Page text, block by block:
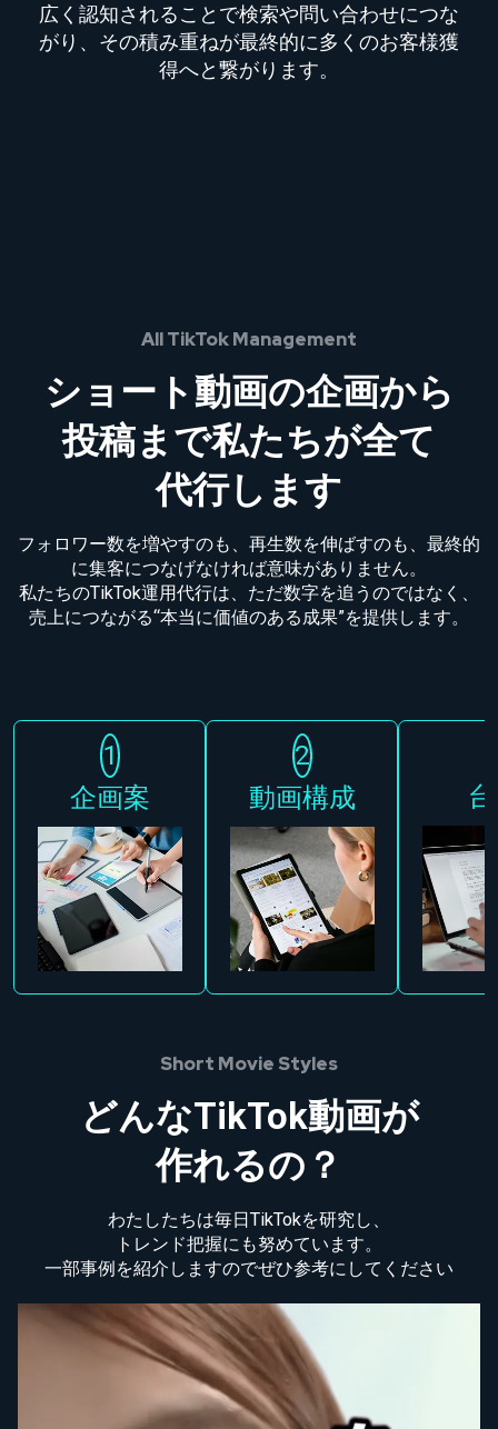
広く認知されることで検索や問い合わせにつな
がり、その積み重ねが最終的に多くのお客様獲
得へと繋がります。
All TikTok Management
ショート動画の企画から
投稿まで私たちが全て
代行します
フォロワー数を増やすのも、再生数を伸ばすのも、最終的
に集客につなげなければ意味がありません。
私たちのTikTok運用代行は、ただ数字を追うのではなく、
売上につながる“本当に価値のある成果”を提供します。
企画案 動画構成
Short Movie Styles
どんなTikTok動画が
作れるの？
わたしたちは毎日TikTokを研究し、
トレンド把握にも努めています。
一部事例を紹介しますのでぜひ参考にしてください